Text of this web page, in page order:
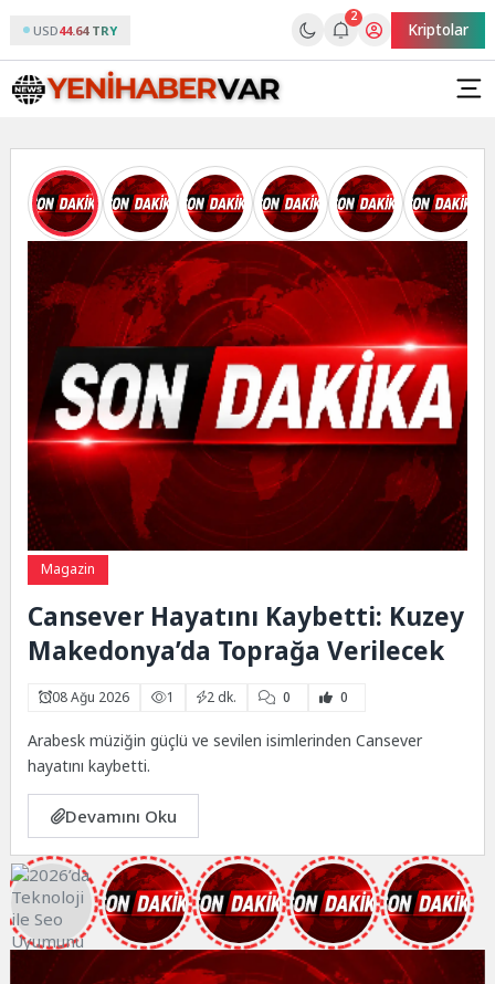
USD44.64 TRY
2
Kriptolar
Magazin
Cansever Hayatını Kaybetti: Kuzey
Makedonya’da Toprağa Verilecek
08 Ağu 2026 1 2 dk. 0 0
Arabesk müziğin güçlü ve sevilen isimlerinden Cansever
hayatını kaybetti.
Devamını Oku